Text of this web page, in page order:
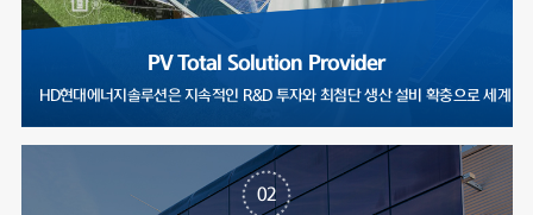
PV Total Solution Provider
HD현대에너지솔루션은 지속적인 R&D 투자와 최첨단 생산 설비 확충으로
02